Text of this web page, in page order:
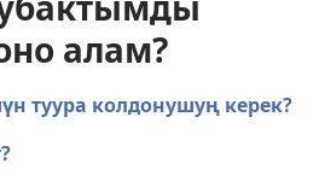
алам?
туура колдонушуң керек?